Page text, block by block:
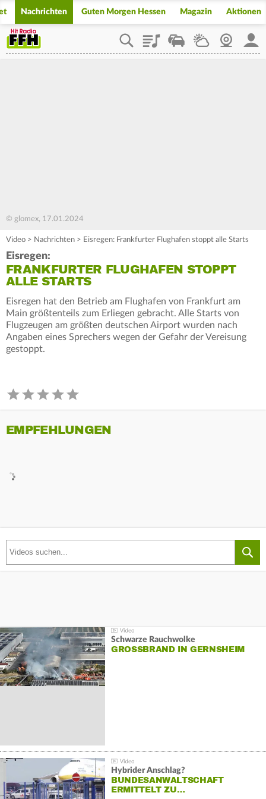
Nachrichten Guten Morgen Hessen Magazin Aktionen
PlaylistStaupilotWetterWebcam
© glomex, 17.01.2024
Video > Nachrichten > Eisregen: Frankfurter Flughafen stoppt alle Starts
Eisregen:
FRANKFURTER FLUGHAFEN STOPPT
ALLE STARTS
Eisregen hat den Betrieb am Flughafen von Frankfurt am
Main größtenteils zum Erliegen gebracht. Alle Starts von
Flugzeugen am größten deutschen Airport wurden nach
Angaben eines Sprechers wegen der Gefahr der Vereisung
gestoppt.
EMPFEHLUNGEN
Schwarze Rauchwolke
GROSSBRAND IN GERNSHEIM
Hybrider Anschlag?
BUNDESANWALTSCHAFT
ERMITTELT ZU…